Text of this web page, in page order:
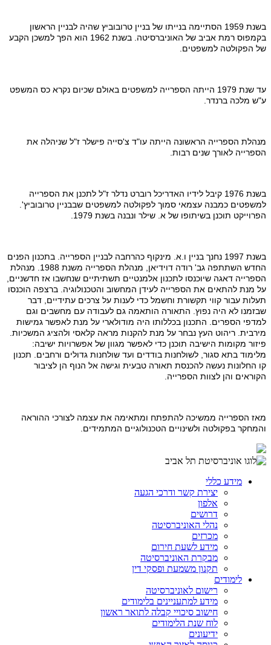
בשנת 1959 הסתיימה בנייתו של בניין טרובוביץ שהיה לבניין הראשון
בקמפוס רמת אביב של האוניברסיטה. בשנת 1962 הוא הפך למשכן הקבע
של הפקולטה למשפטים.
עד שנת 1979 הייתה הספרייה למשפטים באולם שכיום נקרא כס המשפט
ע"ש מלכה ברנדר.
מנהלת הספרייה הראשונה הייתה עו"ד צ'סייה פישלר ז"ל שניהלה את
הספרייה לאורך שנים רבות.
בשנת 1976 קיבל לידיו האדריכל רוברט נדלר ז"ל לתכנן את הספרייה
למשפטים כמבנה עצמאי סמוך לפקולטה למשפטים שבבניין טרובוביץ'.
הפרוייקט תוכנן בשיתופו של א. שילר ונבנה בשנת 1979.
בשנת 1997 נחנך בניין ו.א. מינקוף כהרחבה לבניין הספרייה. בתכנון הפנים
החדש השתתפה גב' רודה דוידיאן, מנהלת הספרייה משנת 1988. מנהלת
הספרייה דאגה שיוכנסו לתכנון אלמנטיים תשתיתיים שנחשבו אז חדשניים,
על מנת להתאים את הספרייה לעידן המחשוב והטכנולוגיה. ברצפה הוכנסו
תעלות עבור קווי תקשורת וחשמל כדי לענות על צרכים עתידיים, דבר
שבזמנו לא היה נפוץ. התאורה הותאמה גם לעבודה עם מחשבים וגם
למדפי הספרים. התכנון בכללותו היה מודולארי על מנת לאפשר גמישות
מירבית. ריהוט העץ נבחר על מנת להקנות מראה קלאסי ולהציג המשכיות.
פיזור מקומות הישיבה תוכנן כדי לאפשר מגוון של אפשרויות ישיבה:
מלימוד בתא סגור, לשולחנות בודדים ועד שולחנות גדולים ורחבים. תכנון
קו החלונות נעשה להכנסת תאורה טבעית וגישה אל הנוף הן לציבור
הקוראים והן לצוות הספרייה.
מאז הספרייה ממשיכה להתפתח ומתאימה את עצמה לצורכי ההוראה
והמחקר בפקולטה ולשינויים הטכנולוגיים המתמידים.
מידע כללי
יצירת קשר ודרכי הגעה
אלפון
דרושים
נהלי האוניברסיטה
מכרזים
מידע לשעת חירום
מבקרת האוניברסיטה
תקנון משמעת ופסקי דין
לימודים
רישום לאוניברסיטה
מידע למתעניינים בלימודים
חישוב סיכויי קבלה לתואר ראשון
לוח שנת הלימודים
ידיעונים